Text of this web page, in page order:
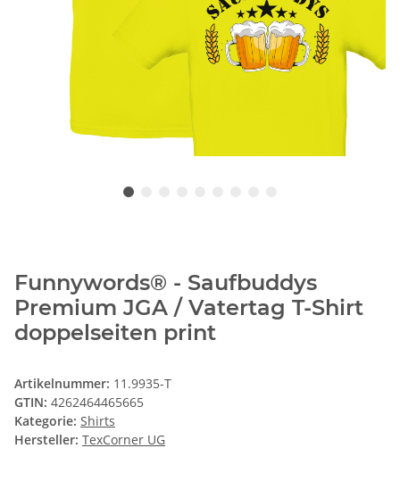
Funnywords® - Saufbuddys
Premium JGA / Vatertag T-Shirt
doppelseiten print
Artikelnummer: 11.9935-T
GTIN: 4262464465665
Kategorie: Shirts
Hersteller: TexCorner UG